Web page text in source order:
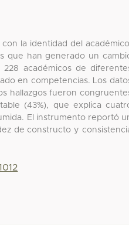
la identidad del
que han generado un
académicos de
en competencias. Los
hallazgos fueron
(43%), que explica
El instrumento reportó
de constructo y